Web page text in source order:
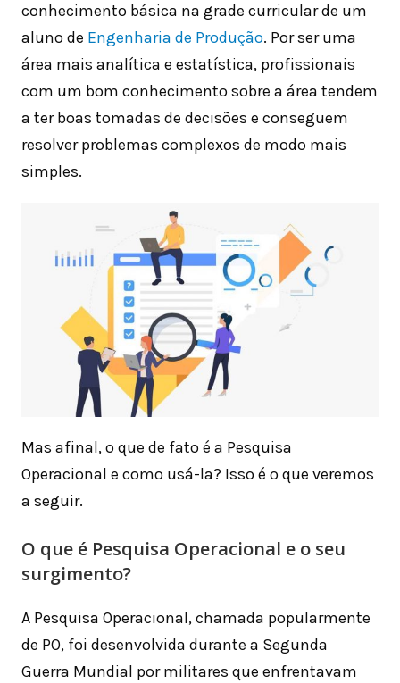
conhecimento básica na grade curricular de um
aluno de Engenharia de Produção. Por ser uma
área mais analítica e estatística, profissionais
com um bom conhecimento sobre a área tendem
a ter boas tomadas de decisões e conseguem
resolver problemas complexos de modo mais
simples.
Mas afinal, o que de fato é a Pesquisa
Operacional e como usá-la? Isso é o que veremos
a seguir.
O que é Pesquisa Operacional e o seu
surgimento?
A Pesquisa Operacional, chamada popularmente
de PO, foi desenvolvida durante a Segunda
Guerra Mundial por militares que enfrentavam